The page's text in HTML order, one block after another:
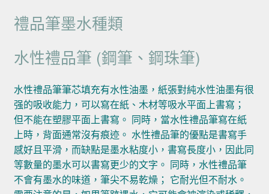
禮品筆墨水種類
水性禮品筆 (鋼筆、鋼珠筆)
水性禮品筆筆芯填充有水性油墨，紙張對純水性油墨有很
强的吸收能力，可以寫在紙、木材等吸水平面上書寫；
但不能在塑膠平面上書寫。 同時，當水性禮品筆寫在紙
上時，背面通常沒有痕迹。 水性禮品筆的優點是書寫手
感好且平滑，而缺點是墨水粘度小，書寫長度小，因此同
等數量的墨水可以書寫更少的文字。 同時，水性禮品筆
不會有墨水的味道，筆尖不易乾燥； 它耐光但不耐水。